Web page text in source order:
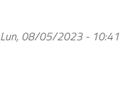
Lun, 08/05/2023 - 10:41